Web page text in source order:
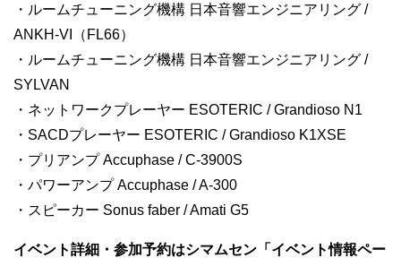
・ルームチューニング機構 日本音響エンジニアリング /
ANKH-VI（FL66）
・ルームチューニング機構 日本音響エンジニアリング /
SYLVAN
・ネットワークプレーヤー ESOTERIC / Grandioso N1
・SACDプレーヤー ESOTERIC / Grandioso K1XSE
・プリアンプ Accuphase / C-3900S
・パワーアンプ Accuphase / A-300
・スピーカー Sonus faber / Amati G5
イベント詳細・参加予約はシマムセン「イベント情報ペー